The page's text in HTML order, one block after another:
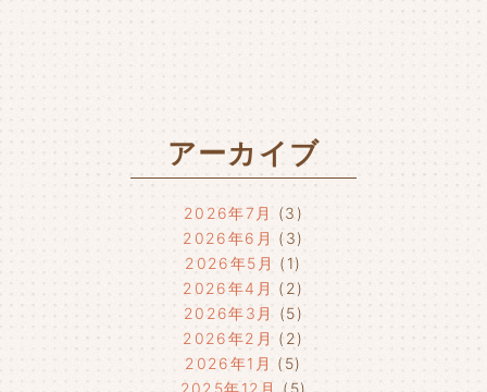
アーカイブ
2026年7月
(3)
2026年6月 (3)
2026年5月 (1)
2026年4月 (2)
2026年3月
(5)
2026年2月 (2)
2026年1月 (5)